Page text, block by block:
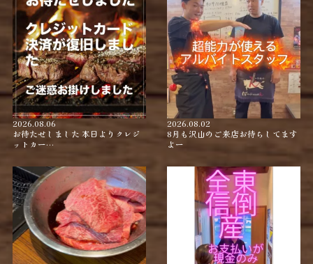
2026.08.06
お待たせしました 本日よりクレジ
ットカー…
2026.08.02
8月も沢山のご来店お待ちしてます
よー